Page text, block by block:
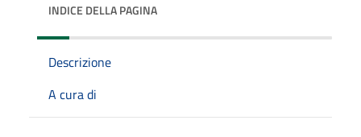
INDICE DELLA PAGINA
Descrizione
A cura di